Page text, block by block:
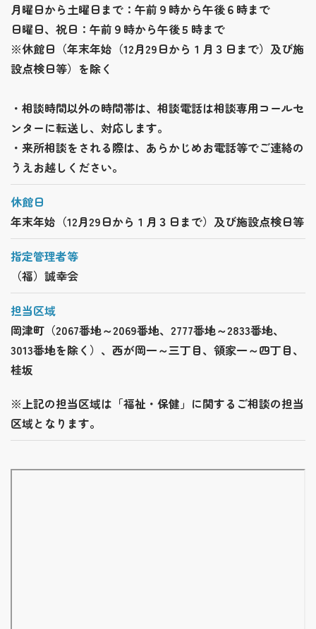
月曜日から土曜日まで：午前９時から午後６時まで
日曜日、祝日：午前９時から午後５時まで
※休館日（年末年始（12月29日から１月３日まで）及び施
設点検日等）を除く
・相談時間以外の時間帯は、相談電話は相談専用コールセ
ンターに転送し、対応します。
・来所相談をされる際は、あらかじめお電話等でご連絡の
うえお越しください。
休館日
年末年始（12月29日から１月３日まで）及び施設点検日等
指定管理者等
（福）誠幸会
担当区域
岡津町（2067番地～2069番地、2777番地～2833番地、
3013番地を除く）、西が岡一～三丁目、領家一～四丁目、
桂坂
※上記の担当区域は「福祉・保健」に関するご相談の担当
区域となります。